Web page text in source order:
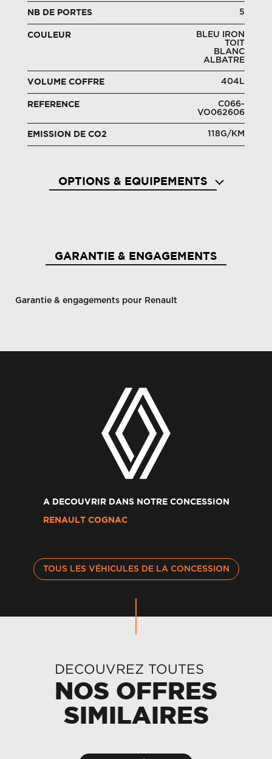
NB DE PORTES 5
COULEUR
BLEU IRON
TOIT
BLANC
ALBATRE
VOLUME COFFRE 404L
REFERENCE
C066-
VO062606
EMISSION DE CO2 118G/KM
OPTIONS & EQUIPEMENTS
GARANTIE & ENGAGEMENTS
Garantie & engagements pour Renault
A DECOUVRIR DANS NOTRE CONCESSION
RENAULT COGNAC
TOUS LES VÉHICULES DE LA CONCESSION
DECOUVREZ TOUTES
NOS OFFRES
SIMILAIRES